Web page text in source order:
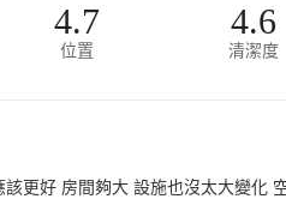
4.7
位置
4.6
清潔度
更好 房間夠大 設施也沒太大變化